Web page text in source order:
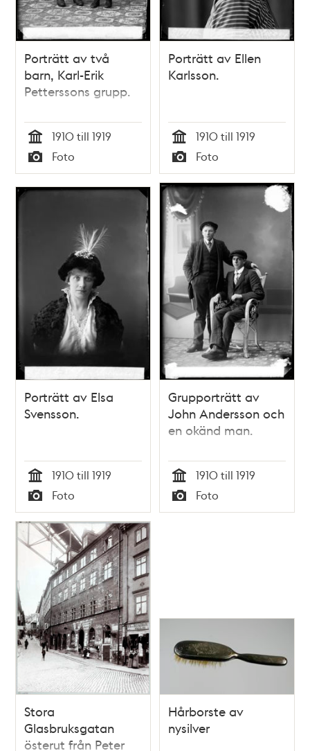
Porträtt av två
barn, Karl-Erik
Petterssons grupp.
Tid
1910 till 1919
Typ
Foto
Porträtt av Ellen
Karlsson.
Tid
1910 till 1919
Typ
Foto
Porträtt av Elsa
Svensson.
Tid
1910 till 1919
Typ
Foto
Grupporträtt av
John Andersson och
en okänd man.
Tid
1910 till 1919
Typ
Foto
Stora
Glasbruksgatan
österut från Peter
Hårborste av
nysilver